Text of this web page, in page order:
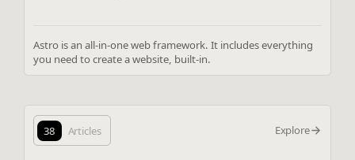
Astro is an all-in-one web framework. It includes everything
you need to create a website, built-in.
38 Articles Explore